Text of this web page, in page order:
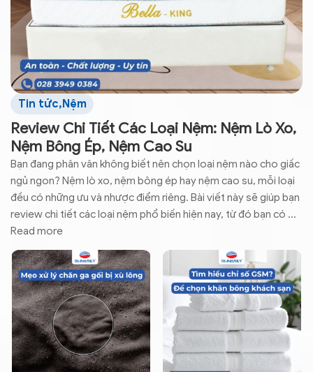
Tin tức,Nệm
Review Chi Tiết Các Loại Nệm: Nệm Lò Xo,
Nệm Bông Ép, Nệm Cao Su
Bạn đang phân vân không biết nên chọn loại nệm nào cho giấc
ngủ ngon? Nệm lò xo, nệm bông ép hay nệm cao su, mỗi loại
đều có những ưu và nhược điểm riêng. Bài viết này sẽ giúp bạn
review chi tiết các loại nệm phổ biến hiện nay, từ đó bạn có ...
Read more